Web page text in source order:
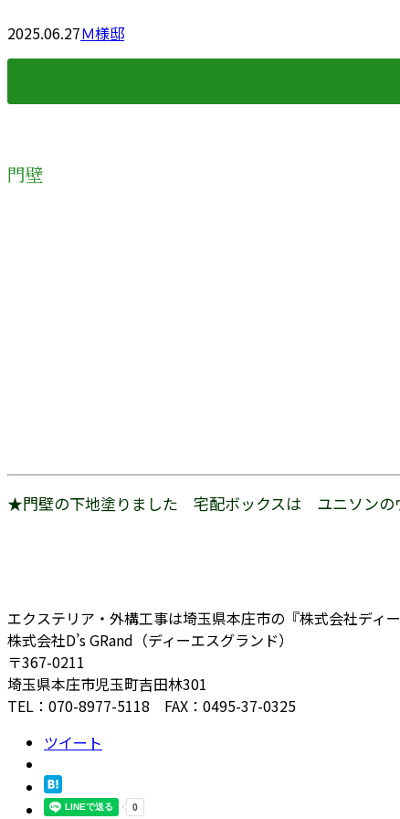
2025.06.27Ｍ様邸
門壁
★門壁の下地塗りました 宅配ボックスは ユニソン
エクステリア・外構工事は埼玉県本庄市の『株式会社ディ
株式会社D’s GRand（ディーエスグランド）
〒367-0211
埼玉県本庄市児玉町吉田林301
TEL：070-8977-5118 FAX：0495-37-0325
ツイート